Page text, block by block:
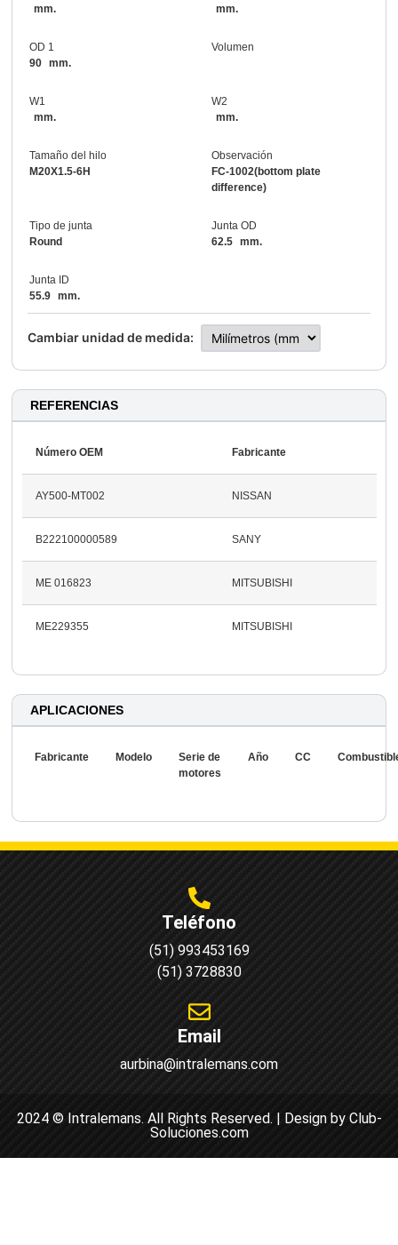
mm.
mm.
OD 1
90 mm.
Volumen
W1
mm.
W2
mm.
Tamaño del hilo
M20X1.5-6H
Observación
FC-1002(bottom plate
difference)
Tipo de junta
Round
Junta OD
62.5 mm.
Junta ID
55.9 mm.
Cambiar unidad de medida:
REFERENCIAS
Número OEM Fabricante
AY500-MT002 NISSAN
B222100000589 SANY
ME 016823 MITSUBISHI
ME229355 MITSUBISHI
APLICACIONES
Fabricante Modelo
Serie de
motores
Año CC
Teléfono
(51) 993453169
(51) 3728830
Email
aurbina@intralemans.com
2024 © Intralemans. All Rights Reserved. | Design by Club-
Soluciones.com